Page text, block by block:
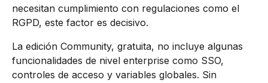
necesitan cumplimiento con regulaciones como el
RGPD, este factor es decisivo.
La edición Community, gratuita, no incluye algunas
funcionalidades de nivel enterprise como SSO,
controles de acceso y variables globales. Sin